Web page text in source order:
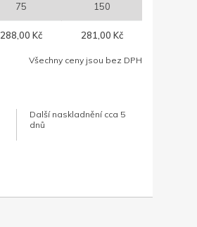
75 150
288,00 Kč 281,00 Kč
Všechny ceny jsou bez DPH
Další naskladnění cca 5
dnů